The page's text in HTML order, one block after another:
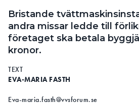
Search for:
Bristande
andra missar ledde till
företaget ska betala
kronor.
TEXT
EVA-MARIA FASTH
Eva-maria.fasth@vvsforum.se